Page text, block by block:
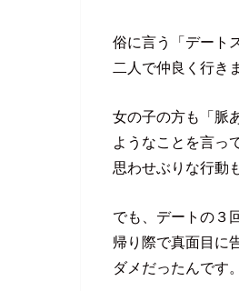
俗に言う「デート
二人で仲良く行き
女の子の方も「脈
ようなことを言っ
思わせぶりな行動
でも、デートの３
帰り際で真面目に
ダメだったんです。